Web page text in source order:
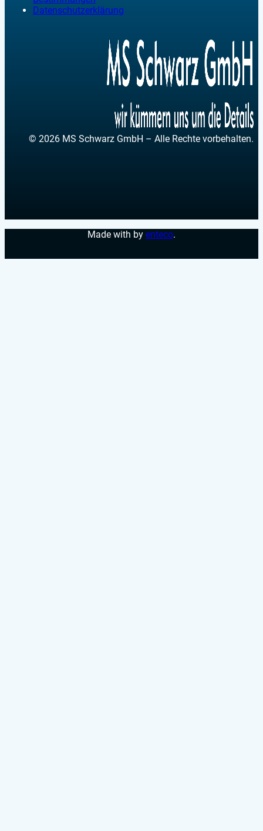
Datenschutzerklärung
© 2026 MS Schwarz GmbH – Alle Rechte vorbehalten.
Made with by enteco.